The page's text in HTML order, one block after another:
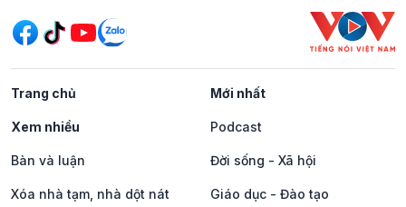
Trang chủ Mới nhất
Xem nhiều Podcast
Bàn và luận Đời sống - Xã hội
Xóa nhà tạm, nhà dột nát Giáo dục - Đào tạo